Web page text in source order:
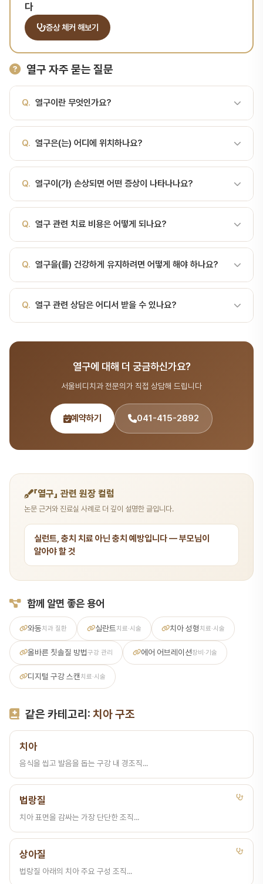
다
증상 체커 해보기
열구 자주 묻는 질문
Q. 열구이란 무엇인가요?
(Fissure)는 어금니의 교합면에 있는 좁고 깊은 골짜기 모양의 홈입
니다. 발생학적으로 치아가 형성될 때 능선 사이가 완전히 융합되지
못해 생긴 틈으로, 구조상 음식물과 세균이 머무르기 쉬운 공간입니
고 깊어 칫솔모(약 0.2mm)가 들어가지 않는 경우가 많습니다. 우식
취약부위: 음식물·세균·플라크가 정체되어 소와열구 우식(Pit and
징 및 우식 위험 유치(젖니)열구가 비교적 얕지만 위생 관리가 미흡하
면 우식 발생 가능성 있음 영구 구치(6세·12세 구치)맹출 초기에 깊…
Q. 열구은(는) 어디에 위치하나요?
(Fissure)는 어금니의 교합면에 있는 좁고 깊은 골짜기 모양의 홈입
니다. 발생학적으로 치아가 형성될 때 능선 사이가 완전히 융합되지
못해 생긴 틈으로, 구조상 음식물과 세균이 머무르기 쉬운 공간입니
고 깊어 칫솔모(약 0.2mm)가 들어가지 않는 경우가 많습니다. 우식
취약부위: 음식물·세균·플라크가 정체되어 소와열구 우식(Pit and
확인하고 설명해 드립니다.
Q. 열구이(가) 손상되면 어떤 증상이 나타나나요?
습니다. 증상이 있다면 빠른 진료가 중요합니다. 서울비디치과에서는
정밀 검사를 통해 정확한 진단을 제공합니다.
Q. 열구 관련 치료 비용은 어떻게 되나요?
서울비디치과에서는 상담을 통해 정확한 비용을 안내해 드립니다. 전
화 041-415-2892로 예약하세요.
Q. 열구을(를) 건강하게 유지하려면 어떻게 해야 하나요?
열구 건강 유지의 핵심입니다. 서울비디치과에서 정기 검진을 받으시
면 열구 상태를 체계적으로 관리할 수 있습니다.
Q. 열구 관련 상담은 어디서 받을 수 있나요?
041-415-2892 또는 온라인 예약(bdbddc.com/reservation)
으로 상담을 받으실 수 있습니다.
열구에 대해 더 궁금하신가요?
서울비디치과 전문의가 직접 상담해 드립니다
예약하기 041-415-2892
「열구」 관련 원장 컬럼
논문 근거와 진료실 사례로 더 깊이 설명한 글입니다.
실런트, 충치 치료 아닌 충치 예방입니다 — 부모님이
알아야 할 것
함께 알면 좋은 용어
와동치과 질환 실란트 치료·시술 치아 성형 치료·시술
올바른 칫솔질 방법구강 관리 에어 어브레이션장비·기술
디지털 구강 스캔 치료·시술
같은 카테고리: 치아 구조
치아
음식을 씹고 발음을 돕는 구강 내 경조직...
법랑질
치아 표면을 감싸는 가장 단단한 조직...
상아질
법랑질 아래의 치아 주요 구성 조직...